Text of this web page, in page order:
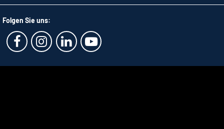
Folgen Sie uns: